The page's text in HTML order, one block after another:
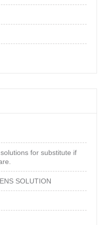
for substitute if
SOLUTION